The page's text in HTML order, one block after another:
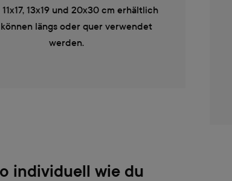
11x17, 13x19 und 20x30 cm erhältlich
längs oder quer verwendet
werden.
individuell wie du